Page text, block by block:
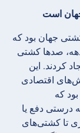
جهان بود که
صدها کشتی
کردند. این
اقتصادی
که
درستی دفع یا
تا کشتی‌های